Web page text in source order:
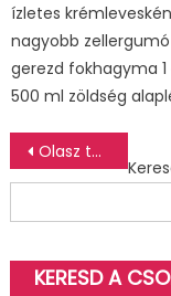
ízletes
nagyobb
gerezd fokhagyma
500 ml zöldség
Bejegyzés
Olasz tésztasaláta
KERESD A